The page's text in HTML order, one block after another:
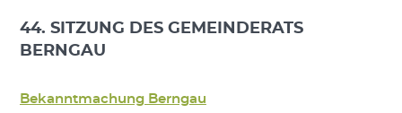
44. SITZUNG DES GEMEINDERATS
BERNGAU
Bekanntmachung Berngau